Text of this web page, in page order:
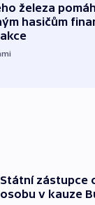
železa
hasičům
Státní zástupce
osobu v kauze